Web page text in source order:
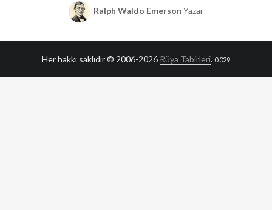
Ralph Waldo Emerson Yazar
Her hakkı saklıdır © 2006-2026 Rüya Tabirleri. 0.029